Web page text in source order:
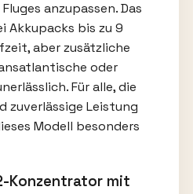
anzupassen. Das
Akkupacks bis zu 9
aber zusätzliche
oder
Für alle, die
zuverlässige Leistung
Modell besonders
Konzentrator mit